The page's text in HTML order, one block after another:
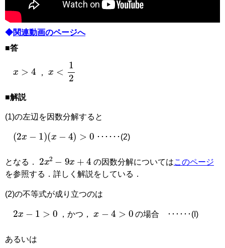
◆関連動画のページへ
■答
x <1 2
■解説
(1)の左辺を因数分解すると
2x x− ･･････(2)
となる． 2 x2 9 + 4 の因数分解についてはこのページ
を参照する．詳しく解説をしている．
(2)の不等式が成り立つのは
，かつ， の場合 ･･････(I)
あるいは